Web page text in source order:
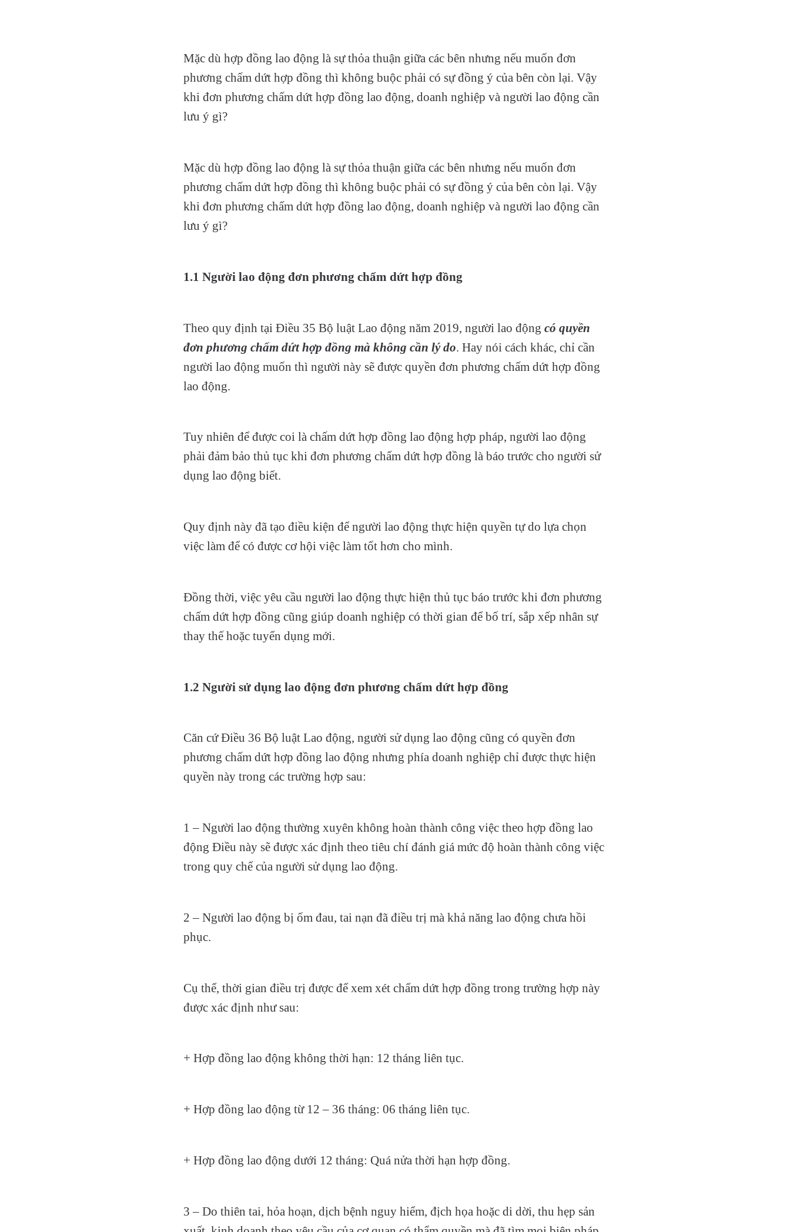
Mặc dù hợp đồng lao động là sự thỏa thuận giữa các bên nhưng nếu muốn đơn
phương chấm dứt hợp đồng thì không buộc phải có sự đồng ý của bên còn lại. Vậy
khi đơn phương chấm dứt hợp đồng lao động, doanh nghiệp và người lao động cần
lưu ý gì?
Mặc dù hợp đồng lao động là sự thỏa thuận giữa các bên nhưng nếu muốn đơn
phương chấm dứt hợp đồng thì không buộc phải có sự đồng ý của bên còn lại. Vậy
khi đơn phương chấm dứt hợp đồng lao động, doanh nghiệp và người lao động cần
lưu ý gì?
1.1 Người lao động đơn phương chấm dứt hợp đồng
Theo quy định tại Điều 35 Bộ luật Lao động năm 2019, người lao động có quyền
đơn phương chấm dứt hợp đồng mà không cần lý do. Hay nói cách khác, chỉ cần
người lao động muốn thì người này sẽ được quyền đơn phương chấm dứt hợp đồng
lao động.
Tuy nhiên để được coi là chấm dứt hợp đồng lao động hợp pháp, người lao động
phải đảm bảo thủ tục khi đơn phương chấm dứt hợp đồng là báo trước cho người sử
dụng lao động biết.
Quy định này đã tạo điều kiện để người lao động thực hiện quyền tự do lựa chọn
việc làm để có được cơ hội việc làm tốt hơn cho mình.
Đồng thời, việc yêu cầu người lao động thực hiện thủ tục báo trước khi đơn phương
chấm dứt hợp đồng cũng giúp doanh nghiệp có thời gian để bố trí, sắp xếp nhân sự
thay thế hoặc tuyển dụng mới.
1.2 Người sử dụng lao động đơn phương chấm dứt hợp đồng
Căn cứ Điều 36 Bộ luật Lao động, người sử dụng lao động cũng có quyền đơn
phương chấm dứt hợp đồng lao động nhưng phía doanh nghiệp chỉ được thực hiện
quyền này trong các trường hợp sau:
1 – Người lao động thường xuyên không hoàn thành công việc theo hợp đồng lao
động Điều này sẽ được xác định theo tiêu chí đánh giá mức độ hoàn thành công việc
trong quy chế của người sử dụng lao động.
2 – Người lao động bị ốm đau, tai nạn đã điều trị mà khả năng lao động chưa hồi
phục.
Cụ thể, thời gian điều trị được để xem xét chấm dứt hợp đồng trong trường hợp này
được xác định như sau:
+ Hợp đồng lao động không thời hạn: 12 tháng liên tục.
+ Hợp đồng lao động từ 12 – 36 tháng: 06 tháng liên tục.
+ Hợp đồng lao động dưới 12 tháng: Quá nửa thời hạn hợp đồng.
3 – Do thiên tai, hỏa hoạn, dịch bệnh nguy hiểm, địch họa hoặc di dời, thu hẹp sản